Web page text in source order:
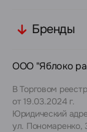
Бренды
ООО "Яблоко
В Торговом
от 19.03.2024 г.
Юридический
ул. Пономаренко,